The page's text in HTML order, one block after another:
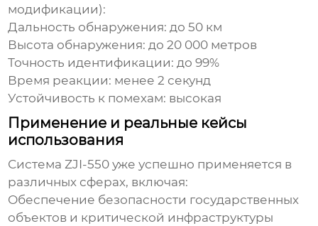
модификации):
Дальность обнаружения: до 50 км
Высота обнаружения: до 20 000 метров
Точность идентификации: до 99%
Время реакции: менее 2 секунд
Устойчивость к помехам: высокая
Применение и реальные кейсы
использования
Система ZJI-550 уже успешно применяется в
различных сферах, включая:
Обеспечение безопасности государственных
объектов и критической инфраструктуры